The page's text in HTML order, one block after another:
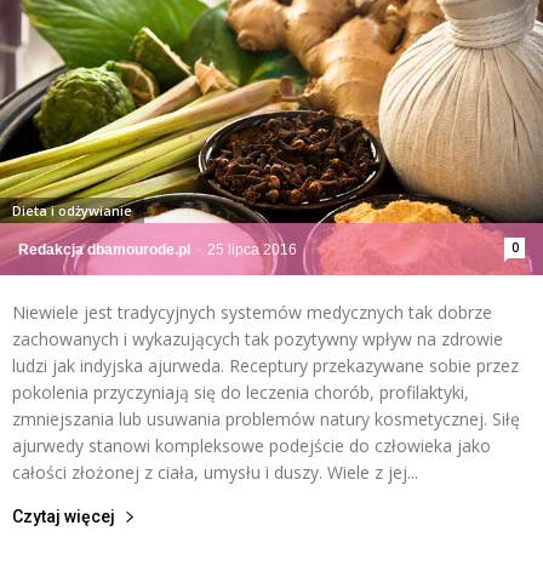
Redakcja dbamourode.pl - 25 lipca 2016 0
Dieta i odżywianie
Niewiele jest tradycyjnych systemów medycznych tak dobrze
zachowanych i wykazujących tak pozytywny wpływ na zdrowie
ludzi jak indyjska ajurweda. Receptury przekazywane sobie przez
pokolenia przyczyniają się do leczenia chorób, profilaktyki,
zmniejszania lub usuwania problemów natury kosmetycznej. Siłę
ajurwedy stanowi kompleksowe podejście do człowieka jako
całości złożonej z ciała, umysłu i duszy. Wiele z jej...
Czytaj więcej